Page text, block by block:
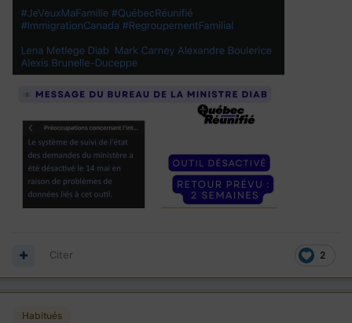
2
Citer
Habitués